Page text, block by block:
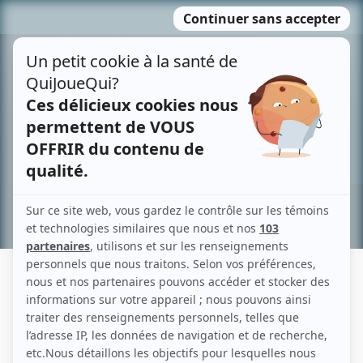
MENU
contenu
Recherche avancée »
GAËLLE POLIQUIN
Liens
Fiche de Gaëlle Poliquin sur Showbizz.net